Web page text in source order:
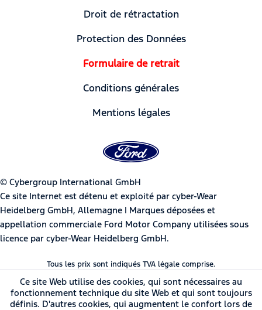
Droit de rétractation
Protection des Données
Formulaire de retrait
Conditions générales
Mentions légales
© Cybergroup International GmbH
Ce site Internet est détenu et exploité par cyber-Wear
Heidelberg GmbH, Allemagne | Marques déposées et
appellation commerciale Ford Motor Company utilisées sous
licence par cyber-Wear Heidelberg GmbH.
Tous les prix sont indiqués TVA légale comprise.
Ce site Web utilise des cookies, qui sont nécessaires au
fonctionnement technique du site Web et qui sont toujours
définis. D'autres cookies, qui augmentent le confort lors de